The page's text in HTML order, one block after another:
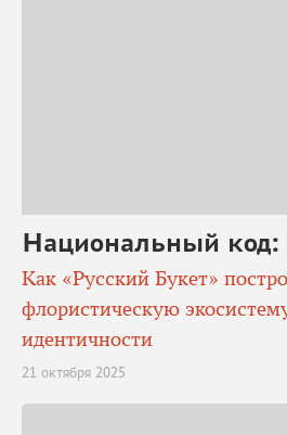
Национальный код:
Как «Русский Букет»
флористическую
идентичности
21 октября 2025